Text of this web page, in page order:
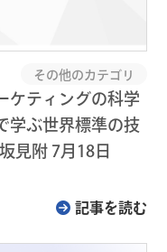
その他のカテゴリ
ケティングの科学
学ぶ世界標準の技
見附 7月18日
記事を読む